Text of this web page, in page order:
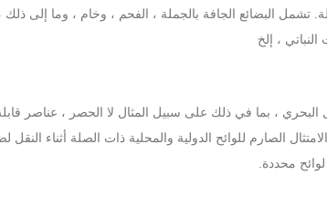
تشمل البضائع الجافة بالجملة ، الفحم ، وخام ، وما إلى ذلك
، إلخ
، بما في ذلك على سبيل المثال لا الحصر ، عناصر
الصارم للوائح الدولية والمحلية ذات الصلة أثناء النقل
محددة.